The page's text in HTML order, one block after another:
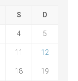
S D
4 5
11 12
18 19